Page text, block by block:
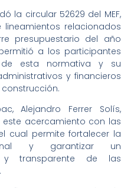
la circular 52629 del MEF,
relacionados
presupuestario del año
a los participantes
esta normativa y su
y financieros
Alejandro Ferrer Solís,
acercamiento con las
cual permite fortalecer la
y garantizar un
y transparente de las